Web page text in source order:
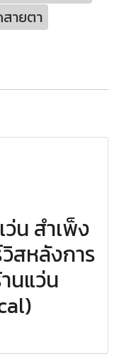
ายตา
น สำเพ็ง
สหลังการ
นแว่น